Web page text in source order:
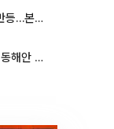
[베스트&워스트] 코스닥 10% 급반등…본느, 최대주주 변경 기대에 270% 폭등
폭염에 폭우까지⋯낮 최고 37도ㆍ동해안 강한 비 [날씨]